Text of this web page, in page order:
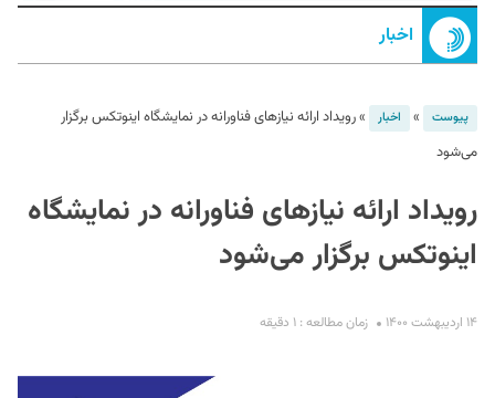
اخبار
پیوست » اخبار »رویداد ارائه نیازهای فناورانه در نمایشگاه اینوتکس برگزار
می‌شود
رویداد ارائه نیازهای فناورانه در نمایشگاه
اینوتکس برگزار می‌شود
۱۴ اردیبهشت ۱۴۰۰ زمان مطالعه : ۱ دقیقه